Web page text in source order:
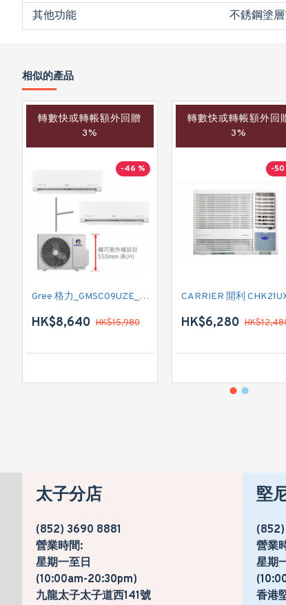
其他功能
不銹鋼塗
相似的產品
轉數快或轉帳額外回贈
3%
-46 %
Gree 格力_GMSC09UZE_GMSC12UZE_GMSC18UZC_R32 掛牆變頻式1拖2分體冷氣機 (淨冷型)
HK$8,640 HK$15,980
轉數快或轉帳額外回
3%
-50
HK$6,280
太子分店
(852) 3690 8881
營業時間:
星期一至日
(10:00am-20:30pm)
九龍太子太子道西141號
堅
營業
星期
香港